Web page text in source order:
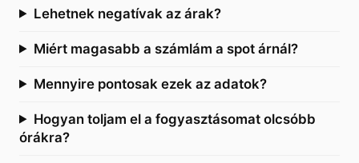
Lehetnek negatívak az árak?
Miért magasabb a számlám a spot árnál?
Mennyire pontosak ezek az adatok?
Hogyan toljam el a fogyasztásomat olcsóbb
órákra?